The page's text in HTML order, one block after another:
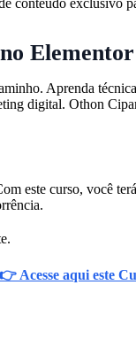
Elementor
Aprenda
digital. Othon
este curso, você
👉 Acesse aqui este